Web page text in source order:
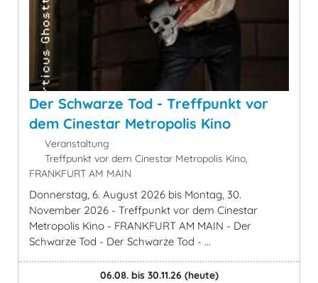
Der Schwarze Tod - Treffpunkt vor
dem Cinestar Metropolis Kino
Veranstaltung
Treffpunkt vor dem Cinestar Metropolis Kino,
FRANKFURT AM MAIN
Donnerstag, 6. August 2026 bis Montag, 30.
November 2026 - Treffpunkt vor dem Cinestar
Metropolis Kino - FRANKFURT AM MAIN - Der
Schwarze Tod - Der Schwarze Tod - ...
06.08. bis 30.11.26 (heute)